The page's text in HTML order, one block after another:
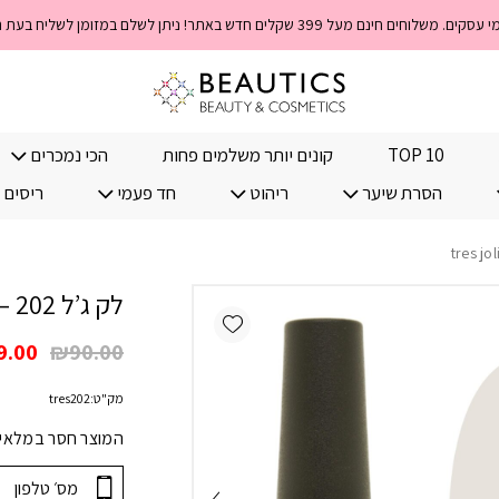
TOP 10 קונים יותר משלמים פחות הכי נמכרים
הסרת שיער ריהוט חד פעמי
לק ג’ל 202 – tres jolie
₪90.00
מק"ט:tres202
המוצר חסר
Add wishlist